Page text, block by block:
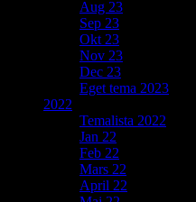
Aug 23
Sep 23
Okt 23
Nov 23
Dec 23
Eget tema 2023
2022
Temalista 2022
Jan 22
Feb 22
Mars 22
April 22